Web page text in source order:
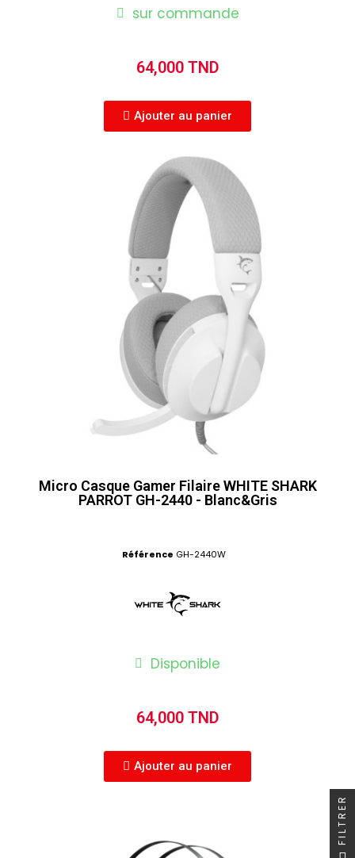
sur commande
64,000 TND
Ajouter au panier
Micro Casque Gamer Filaire WHITE SHARK
PARROT GH-2440 - Blanc&Gris
Référence GH-2440W
Disponible
64,000 TND
Ajouter au panier
FILTRER